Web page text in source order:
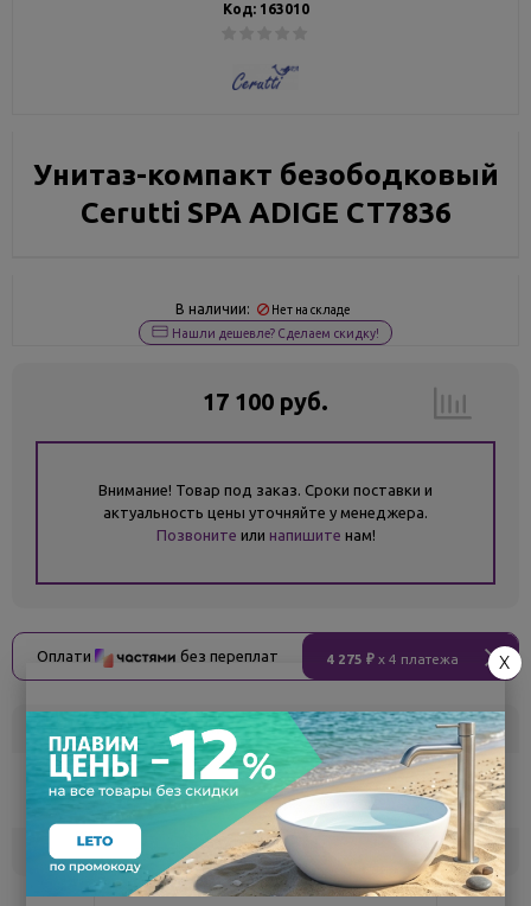
Код: 163010
Унитаз-компакт безободковый
Cerutti SPA ADIGE CT7836
В наличии: Нет на складе
Нашли дешевле? Сделаем скидку!
17 100 руб.
Внимание! Товар под заказ. Сроки поставки и
актуальность цены уточняйте у менеджера.
Позвоните или напишите нам!
Оплати без переплат 4 275 ₽ x 4 платежа
Склад Кол-во Срок поставки
Воронеж
Самовывоз
сегодня
Белгород под заказ
X